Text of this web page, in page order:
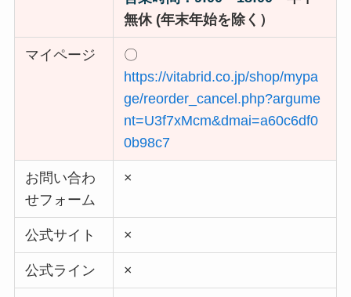
無休 (年末年始を除く）
マイページ
〇
https://vitabrid.co.jp/shop/mypa
ge/reorder_cancel.php?argume
nt=U3f7xMcm&dmai=a60c6df0
0b98c7
お問い合わ
せフォーム
×
公式サイト ×
公式ライン ×